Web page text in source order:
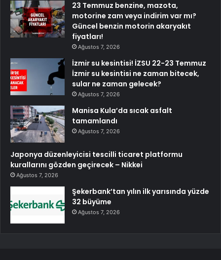
23 Temmuz benzine, mazota,
motorine zam veya indirim var mı?
Güncel benzin motorin akaryakıt
fiyatları!
Ağustos 7, 2026
İzmir su kesintisi! İZSU 22-23 Temmuz
İzmir su kesintisi ne zaman bitecek,
sular ne zaman gelecek?
Ağustos 7, 2026
Manisa Kula’da sıcak asfalt
tamamlandı
Ağustos 7, 2026
Japonya düzenleyicisi tescilli ticaret platformu
kurallarını gözden geçirecek – Nikkei
Ağustos 7, 2026
Şekerbank’tan yılın ilk yarısında yüzde
32 büyüme
Ağustos 7, 2026